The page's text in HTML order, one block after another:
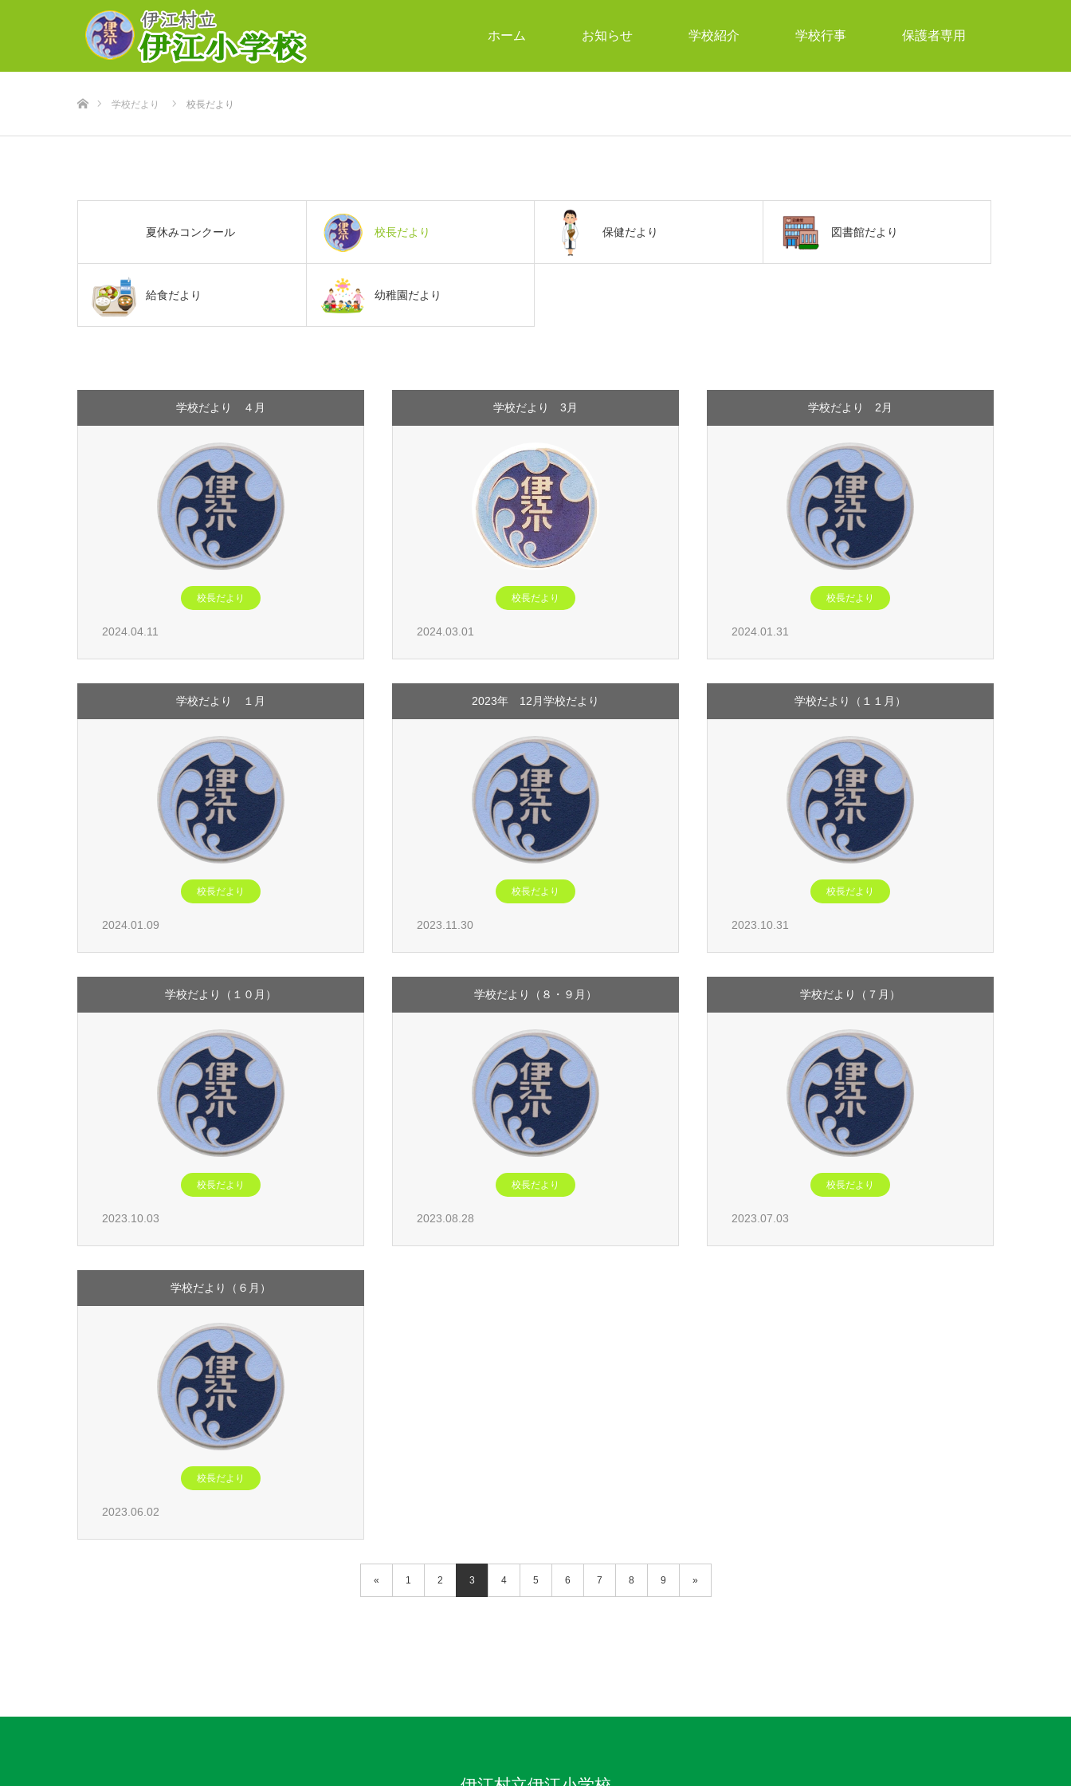
ホーム お知らせ 学校紹介 学校行事 保護者専用
学校だより 校長だより
夏休みコンクール 校長だより 保健だより 図書館だより
給食だより 幼稚園だより
学校だより ４月
校長だより
2024.04.11
学校だより 3月
校長だより
2024.03.01
学校だより 2月
校長だより
2024.01.31
学校だより １月
校長だより
2024.01.09
2023年 12月学校だより
校長だより
2023.11.30
学校だより（１１月）
校長だより
2023.10.31
学校だより（１０月）
校長だより
2023.10.03
学校だより（８・９月）
校長だより
2023.08.28
学校だより（７月）
校長だより
2023.07.03
学校だより（６月）
校長だより
2023.06.02
« 1 2 3 4 5 6 7 8 9 »